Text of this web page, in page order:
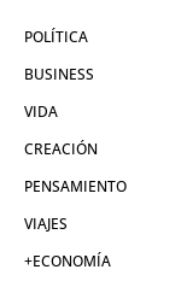
POLÍTICA
BUSINESS
VIDA
CREACIÓN
PENSAMIENTO
VIAJES
+ECONOMÍA